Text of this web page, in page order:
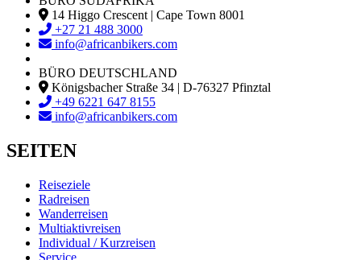
14 Higgo Crescent | Cape Town 8001
+27 21 488 3000
info@africanbikers.com
BÜRO DEUTSCHLAND
Königsbacher Straße 34 | D-76327 Pfinztal
+49 6221 647 8155
info@africanbikers.com
SEITEN
Reiseziele
Radreisen
Wanderreisen
Multiaktivreisen
Individual / Kurzreisen
Service